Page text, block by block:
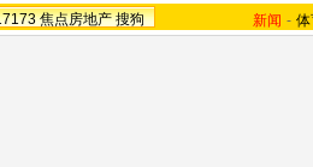
焦点房地产 搜狗 新闻 -